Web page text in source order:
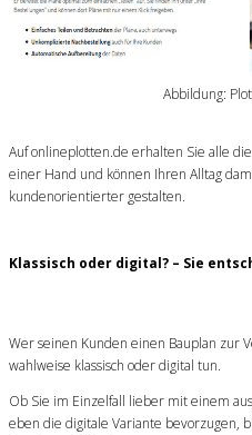
Abbildung:
Auf onlineplotten.de erhalten Sie alle
einer Hand und können Ihren Alltag
kundenorientierter gestalten.
Klassisch oder digital? – Sie
Wer seinen Kunden einen Bauplan zur
wahlweise klassisch oder digital tun.
Ob Sie im Einzelfall lieber mit einem
eben die digitale Variante bevorzugen,